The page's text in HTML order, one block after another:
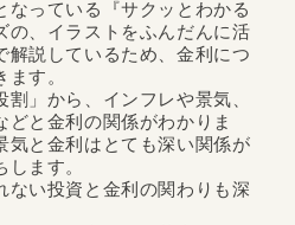
なっている『サクッとわかる
の、イラストをふんだんに活
解説しているため、金利につ
す。
」から、インフレや景気、
と金利の関係がわかりま
気と金利はとても深い関係が
ます。
ない投資と金利の関わりも深